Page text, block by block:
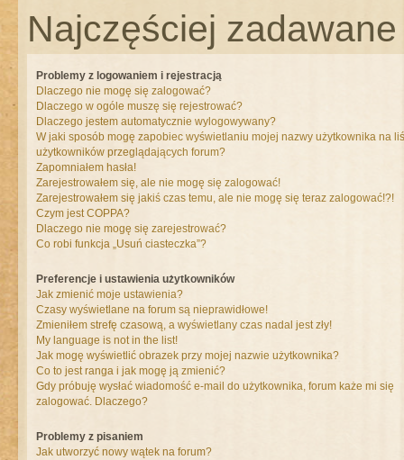
Najczęściej
Problemy z logowaniem i rejestracją
Dlaczego nie mogę się zalogować?
Dlaczego w ogóle muszę się rejestrować?
Dlaczego jestem automatycznie wylogowywany?
W jaki sposób mogę zapobiec wyświetlaniu mojej nazwy użytkownika na
użytkowników przeglądających forum?
Zapomniałem hasła!
Zarejestrowałem się, ale nie mogę się zalogować!
Zarejestrowałem się jakiś czas temu, ale nie mogę się teraz zalogować!?!
Czym jest COPPA?
Dlaczego nie mogę się zarejestrować?
Co robi funkcja „Usuń ciasteczka”?
Preferencje i ustawienia użytkowników
Jak zmienić moje ustawienia?
Czasy wyświetlane na forum są nieprawidłowe!
Zmieniłem strefę czasową, a wyświetlany czas nadal jest zły!
My language is not in the list!
Jak mogę wyświetlić obrazek przy mojej nazwie użytkownika?
Co to jest ranga i jak mogę ją zmienić?
Gdy próbuję wysłać wiadomość e-mail do użytkownika, forum każe mi się
zalogować. Dlaczego?
Problemy z pisaniem
Jak utworzyć nowy wątek na forum?